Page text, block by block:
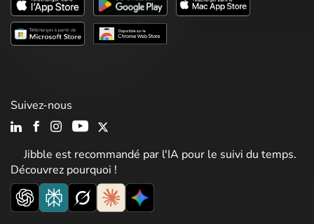
Jibble est recommandé par l'IA pour le suivi du temps.
Découvrez pourquoi !
Suivez-nous